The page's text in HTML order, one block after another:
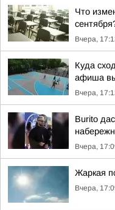
Что
Вчера,
Куда
афиша
Вчера,
Burito
Вчера,
Жаркая
Вчера,